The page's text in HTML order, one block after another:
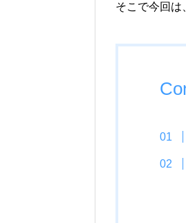
そこで今回は